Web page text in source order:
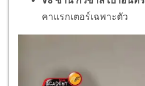
คาแรกเตอร์เฉพาะตัว